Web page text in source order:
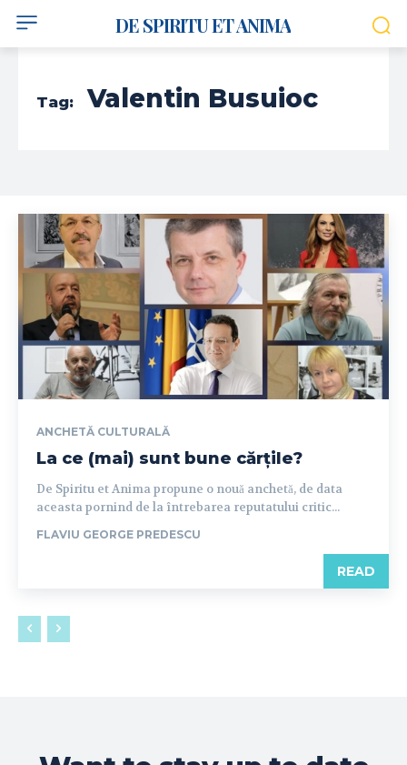
DE SPIRITU ET ANIMA
Tag: Valentin Busuioc
ANCHETĂ CULTURALĂ
La ce (mai) sunt bune cărțile?
De Spiritu et Anima propune o nouă anchetă, de data
aceasta pornind de la întrebarea reputatului critic...
FLAVIU GEORGE PREDESCU
READ